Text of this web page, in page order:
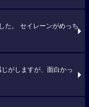
た。 セイレーンがめっち
がしますが、面白かっ